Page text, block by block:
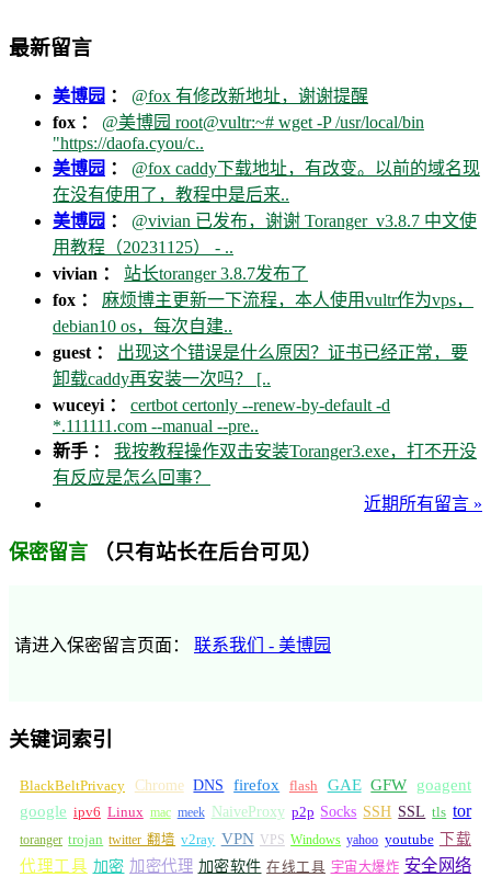
最新留言
美博园 ： @fox 有修改新地址，谢谢提醒
fox ： @美博园 root@vultr:~# wget -P /usr/local/bin
"https://daofa.cyou/c..
美博园 ： @fox caddy下载地址，有改变。以前的域名现
在没有使用了，教程中是后来..
美博园 ： @vivian 已发布，谢谢 Toranger_v3.8.7 中文使
用教程（20231125） - ..
vivian ： 站长toranger 3.8.7发布了
fox ： 麻烦博主更新一下流程，本人使用vultr作为vps，
debian10 os，每次自建..
guest ： 出现这个错误是什么原因？证书已经正常，要
卸载caddy再安装一次吗？ [..
wuceyi ： certbot certonly --renew-by-default -d
*.111111.com --manual --pre..
新手 ： 我按教程操作双击安装Toranger3.exe，打不开没
有反应是怎么回事？
近期所有留言 »
保密留言 （只有站长在后台可见）
请进入保密留言页面： 联系我们 - 美博园
关键词索引
BlackBeltPrivacy Chrome DNS firefox flash GAE GFW
goagent
google ipv6 Linux mac meek NaiveProxy p2p Socks SSH SSL tls tor
toranger trojan twitter 翻墙 v2ray VPN VPS Windows yahoo youtube 下载
代理工具 加密 加密代理 加密软件 在线工具 宇宙大爆炸 安全网络